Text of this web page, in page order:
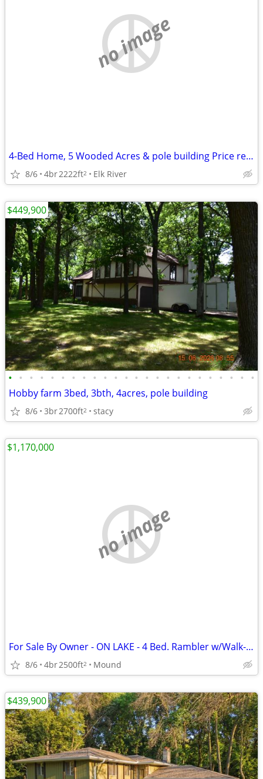
no image
4-Bed Home, 5 Wooded Acres & pole building Price reduced
8/6 4br2222ft2 Elk River
• • • • • • • • • • • • • • • • • • • • • • • •
Hobby farm 3bed, 3bth, 4acres, pole building
8/6 3br2700ft2 stacy
$449,900
no image
For Sale By Owner - ON LAKE - 4 Bed. Rambler w/Walk-Out Bsmnt.
8/6 4br2500ft2 Mound
$1,170,000
$439,900